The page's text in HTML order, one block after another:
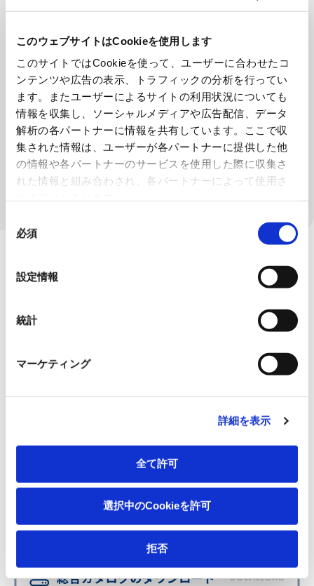
このウェブサイトはCookieを使用します
このサイトではCookieを使って、ユーザーに合わせたコ
ンテンツや広告の表示、トラフィックの分析を行ってい
ます。またユーザーによるサイトの利用状況についても
情報を収集し、ソーシャルメディアや広告配信、データ
解析の各パートナーに情報を共有しています。ここで収
集された情報は、ユーザーが各パートナーに提供した他
の情報や各パートナーのサービスを使用した際に収集さ
れた情報と組み合わされ、各パートナーによって使用さ
必須
設定情報
統計
マーケティング
詳細を表示
全て許可
選択中のCookieを許可
拒否
立体駐車場
金属素形材
特殊工作機械
理化学機器